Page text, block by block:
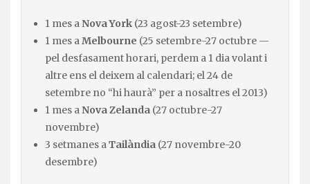
1 mes aNova York (23 agost-23 setembre)
1 mes aMelbourne (25 setembre-27 octubre —
pel desfasament horari, perdem a 1 dia volant i
altre ens el deixem al calendari; el 24 de
setembre no “hi haurà” per a nosaltres el 2013)
1 mes aNova Zelanda (27 octubre-27
novembre)
3 setmanes aTailàndia (27 novembre-20
desembre)